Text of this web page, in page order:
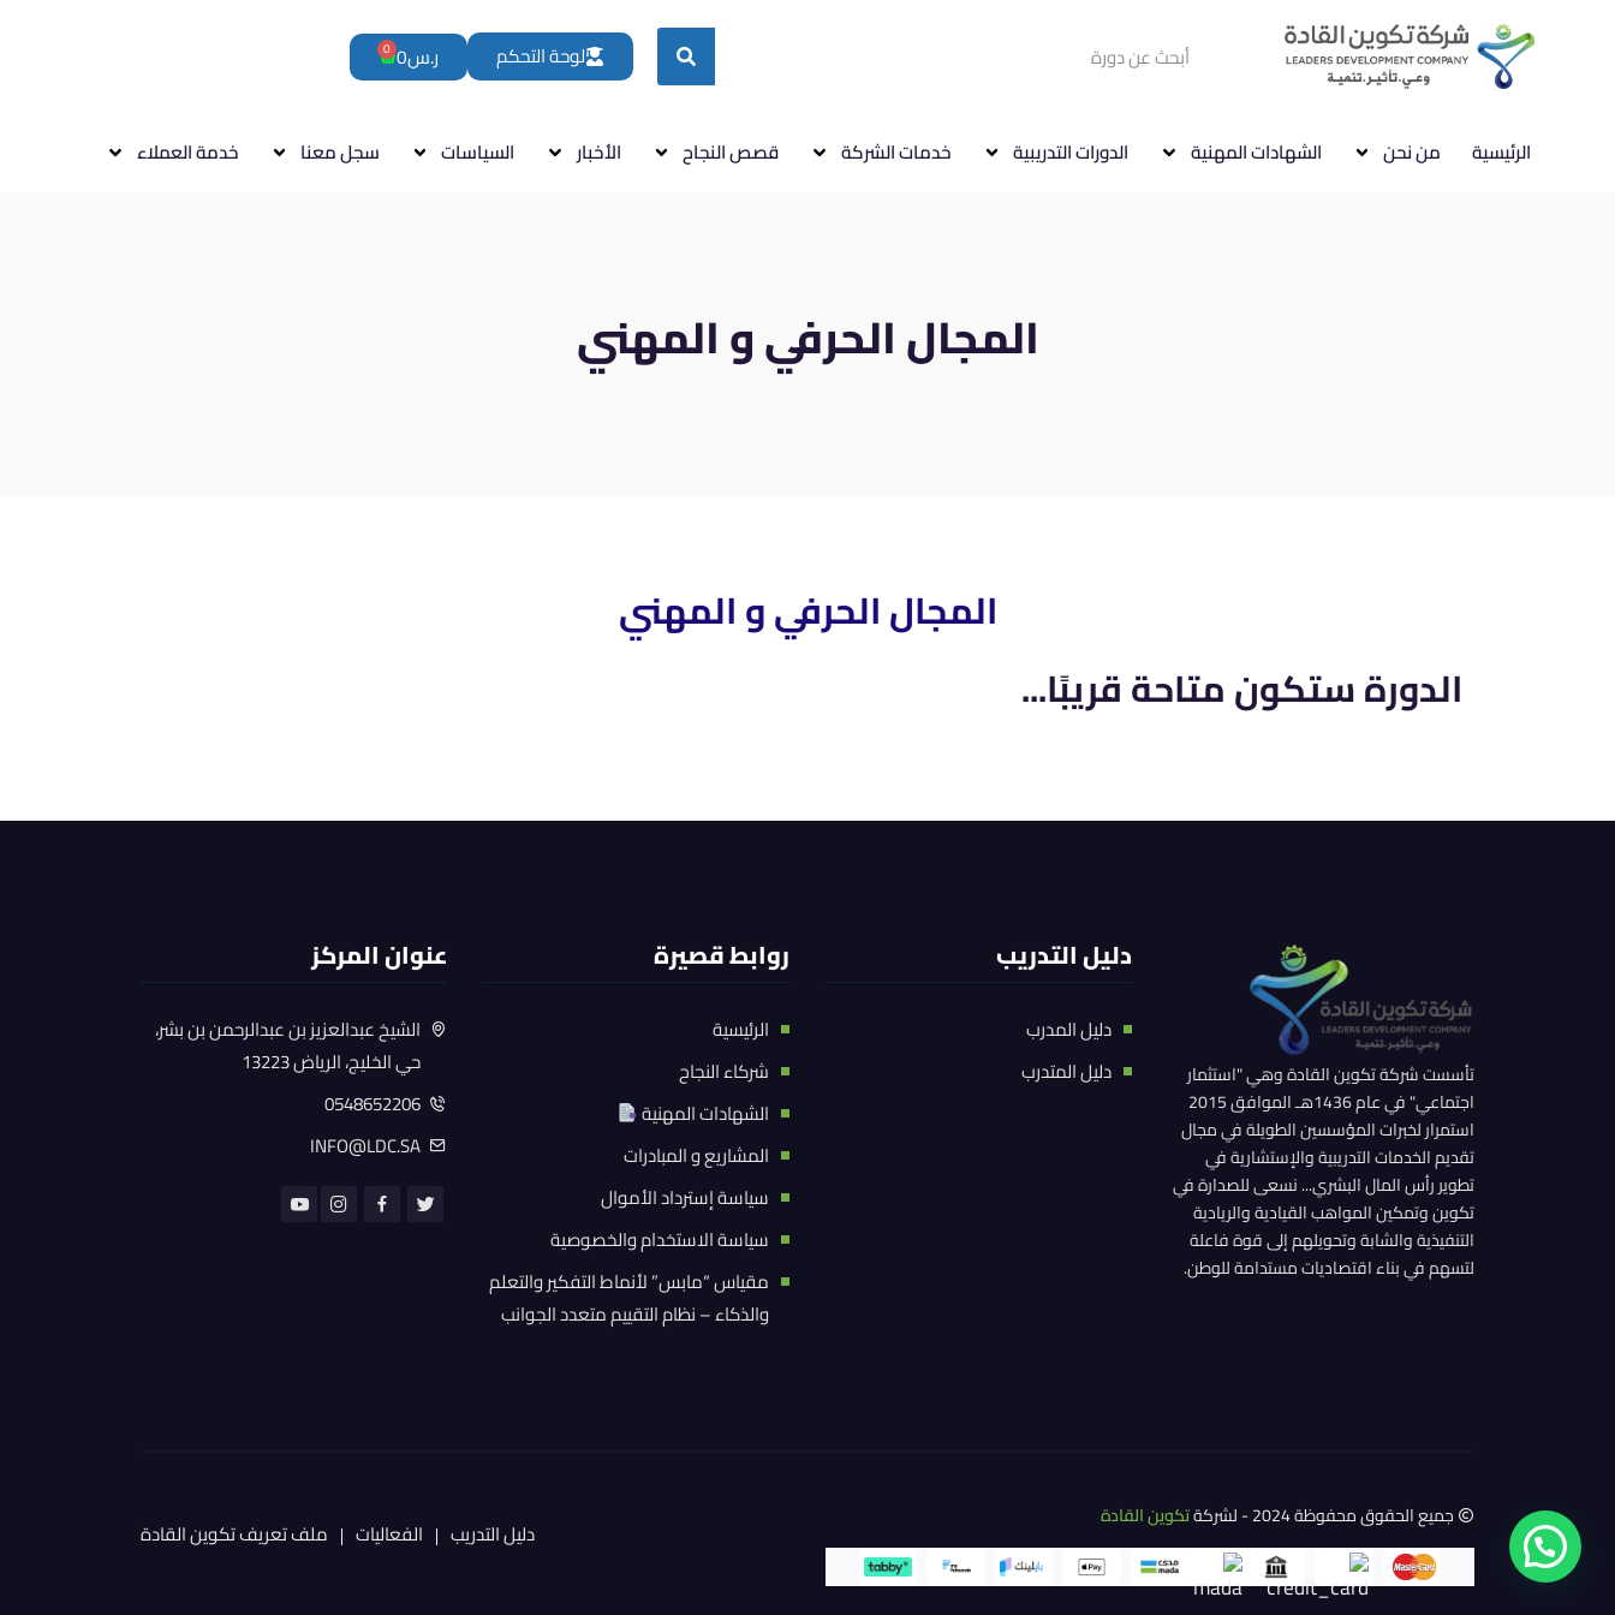
لوحة التحكم ر.س0
0
الرئيسية من نحن الشهادات المهنية الدورات التدريبية خدمات الشركة قصص النجاح الأخبار السياسات سجل معنا خدمة العملاء
المجال الحرفي و المهني
المجال الحرفي و المهني
الدورة ستكون متاحة قريبًا...
تأسست شركة تكوين القادة وهي "استثمار
اجتماعي" في عام 1436هـ الموافق 2015
استمرار لخبرات المؤسسين الطويلة في مجال
تقديم الخدمات التدريبية والإستشارية في
تطوير رأس المال البشري... نسعى للصدارة في
تكوين وتمكين المواهب القيادية والريادية
التنفيذية والشابة وتحويلهم إلى قوة فاعلة
لتسهم في بناء اقتصاديات مستدامة للوطن.
دليل التدريب
دليل المدرب
دليل المتدرب
روابط قصيرة
الرئيسية
شركاء النجاح
الشهادات المهنية
المشاريع و المبادرات
سياسة إسترداد الأموال
سياسة الاستخدام والخصوصية
مقياس “مابس” لأنماط التفكير والتعلم
والذكاء – نظام التقييم متعدد الجوانب
عنوان المركز
الشيخ عبدالعزيز بن عبدالرحمن بن بشر،
حي الخليج، الرياض 13223
0548652206
INFO@LDC.SA
جميع الحقوق محفوظة 2024 - لشركة تكوين القادة
دليل التدريب الفعاليات ملف تعريف تكوين القادة